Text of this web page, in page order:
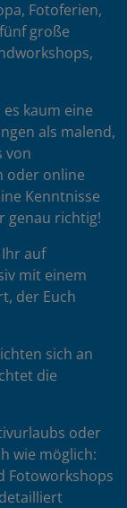
Fotoferien,
große
kaum eine
als malend,
von
oder online
Kenntnisse
genau richtig!
auf
mit einem
der Euch
sich an
die
oder
wie möglich:
Fotoworkshops